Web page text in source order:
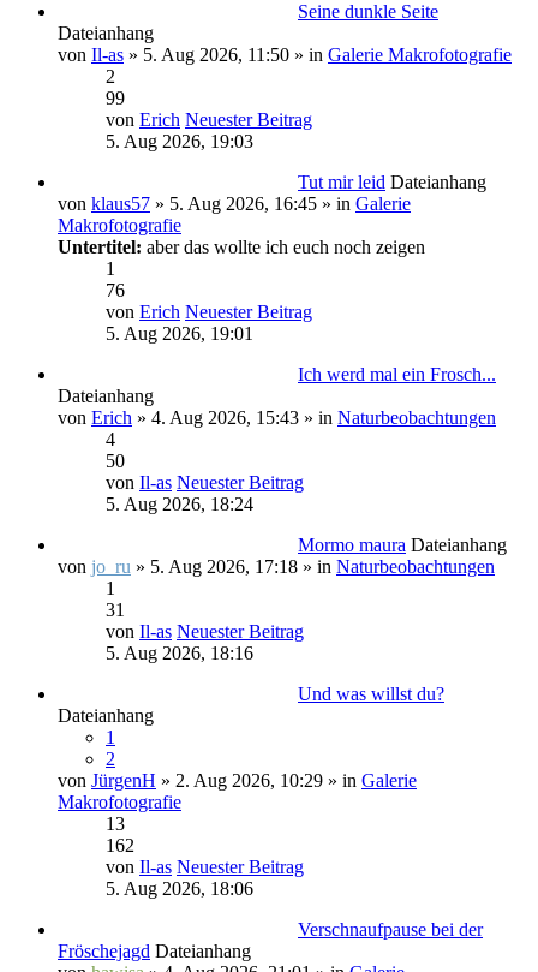
Seine dunkle Seite
Dateianhang
von Il-as » 5. Aug 2026, 11:50 » in Galerie Makrofotografie
2
99
von Erich Neuester Beitrag
5. Aug 2026, 19:03
Tut mir leid Dateianhang
von klaus57 » 5. Aug 2026, 16:45 » in Galerie
Makrofotografie
Untertitel: aber das wollte ich euch noch zeigen
1
76
von Erich Neuester Beitrag
5. Aug 2026, 19:01
Ich werd mal ein Frosch...
Dateianhang
von Erich » 4. Aug 2026, 15:43 » in Naturbeobachtungen
4
50
von Il-as Neuester Beitrag
5. Aug 2026, 18:24
Mormo maura Dateianhang
von jo_ru » 5. Aug 2026, 17:18 » in Naturbeobachtungen
1
31
von Il-as Neuester Beitrag
5. Aug 2026, 18:16
Und was willst du?
Dateianhang
1
2
von JürgenH » 2. Aug 2026, 10:29 » in Galerie
Makrofotografie
13
162
von Il-as Neuester Beitrag
5. Aug 2026, 18:06
Verschnaufpause bei der
Fröschejagd Dateianhang